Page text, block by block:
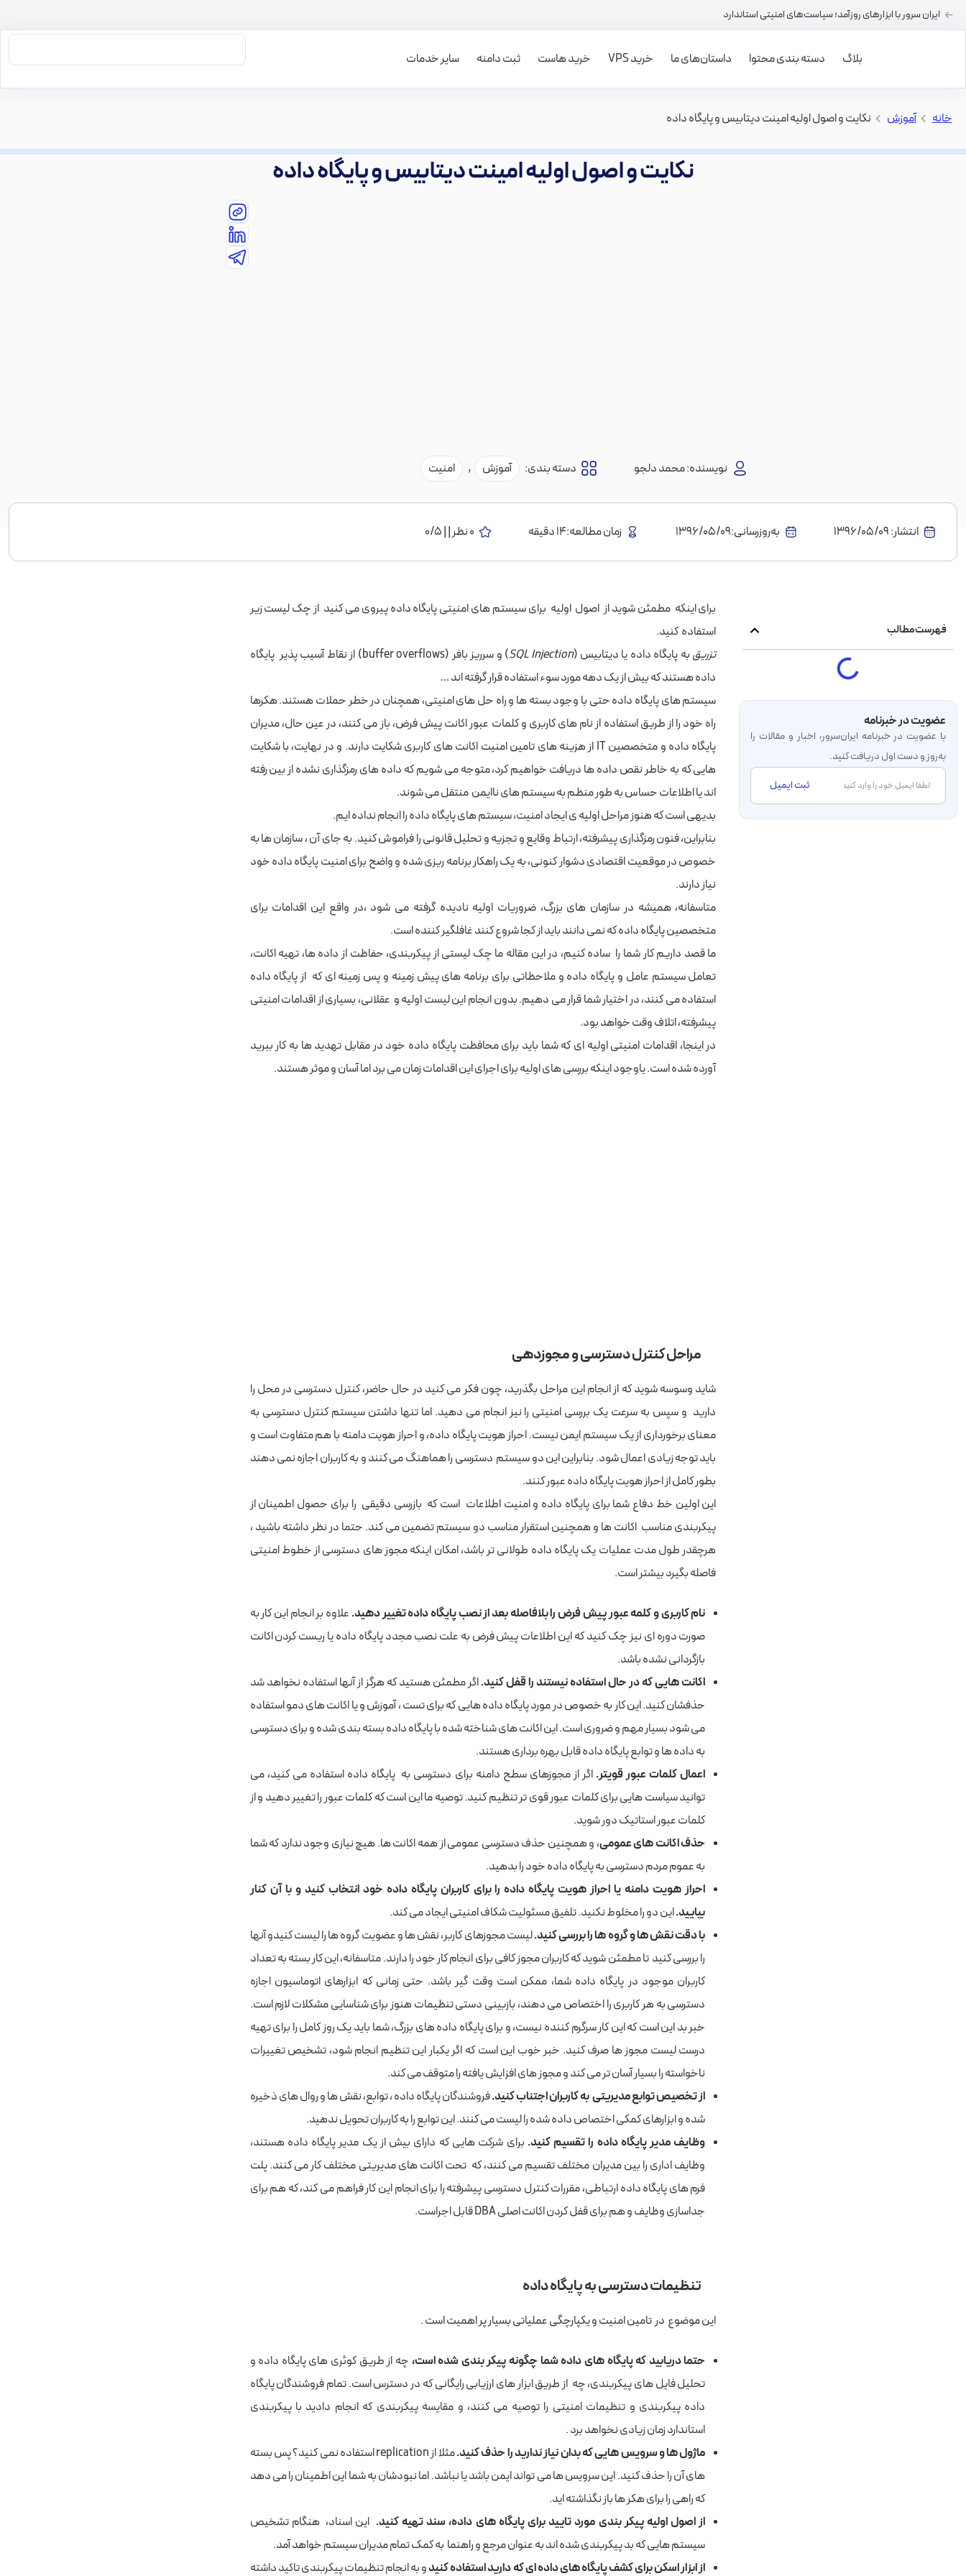
ایران سرور با ابزارهای روزآمد؛ سیاست‌های امنیتی استاندارد
بلاگ دسته بندی محتوا داستان‌های ما خرید VPS خرید هاست ثبت دامنه سایر خدمات
خانه > آموزش > نکایت و اصول اولیه امینت دیتابیس و پایگاه داده
نکایت و اصول اولیه امینت دیتابیس و پایگاه داده
نویسنده:محمد دلجو دسته بندی: آموزش , امنیت
انتشار:1396/05/09 به‌روز‌رسانی:۱۳۹۶/۰۵/۰۹ زمان مطالعه:14 دقیقه 0 نظر | | 0/5
فهرست مطالب
عضویت در خبرنامه
با عضویت در خبرنامه‌ ایران‌سرور، اخبار و مقالات را
به‌روز و دست اول دریافت کنید.
ثبت ایمیل
برای اینکه مطمئن شوید از اصول اولیه برای سیستم های امنیتی پایگاه داده پیروی می کنید از چک لیست زیر
استفاده کنید.
تزریق به پایگاه داده یا دیتابیس (SQL Injection
) و سرریز بافر (buffer overflows) از نقاط آسیب پذیر پایگاه
داده هستند که بیش از یک دهه مورد سوء استفاده قرار گرفته اند …
سیستم های پایگاه داده حتی با وجود بسته ها و راه حل های امنیتی، همچنان در خطر حملات هستند. هکرها
راه خود را از طریق استفاده از نام های کاربری و کلمات عبور اکانت پیش فرض، باز می کنند، در عین حال، مدیران
پایگاه داده و متخصصین IT از هزینه های تامین امنیت اکانت های کاربری شکایت دارند. و در نهایت، با شکایت
هایی که به خاطر نقص داده ها دریافت خواهیم کرد، متوجه می شویم که داده های رمزگذاری نشده از بین رفته
اند یا اطلاعات حساس به طور منظم به سیستم های ناایمن منتقل می شوند.
بدیهی است که هنوز مراحل اولیه ی ایجاد امنیت، سیستم های پایگاه داده را انجام نداده ایم.
بنابراین، فنون رمزگذاری پیشرفته، ارتباط وقایع و تجزیه و تحلیل قانونی را فراموش کنید. به جای آن ، سازمان ها به
خصوص در موقعیت اقتصادی دشوار کنونی، به یک راهکار برنامه ریزی شده و واضح برای امنیت پایگاه داده خود
نیاز دارند.
متاسفانه، همیشه در سازمان های بزرگ، ضروریات اولیه نادیده گرفته می شود ،در واقع این اقدامات برای
متخصصین پایگاه داده که نمی دانند باید از کجا شروع کنند غافلگیر کننده است.
ما قصد داریم کار شما را ساده کنیم، در این مقاله ما چک لیستی از پیکربندی، حفاظت از داده ها، تهیه اکانت،
تعامل سیستم عامل و پایگاه داده و ملاحظاتی برای برنامه های پیش زمینه و پس زمینه ای که از پایگاه داده
استفاده می کنند، در اختیار شما قرار می دهیم. بدون انجام این لیست اولیه و عقلانی، بسیاری از اقدامات امنیتی
پیشرفته، اتلاف وقت خواهد بود.
در اینجا، اقدامات امنیتی اولیه ای که شما باید برای محافظت پایگاه داده خود در مقابل تهدید ها به کار ببرید
آورده شده است. یاوجود اینکه بررسی های اولیه برای اجرای این اقدامات زمان می برد اما آسان و موثر هستند.
مراحل کنترل دسترسی و مجوزدهی
شاید وسوسه شوید که از انجام این مراحل بگذرید، چون فکر می کنید در حال حاضر، کنترل دسترسی در محل را
دارید و سپس به سرعت یک بررسی امنیتی را نیز انجام می دهید. اما تنها داشتن سیستم کنترل دسترسی به
معنای برخورداری از یک سیستم ایمن نیست. احراز هویت پایگاه داده، و احراز هویت دامنه با هم متفاوت است و
باید توجه زیادی اعمال شود. بنابراین این دو سیستم دسترسی را هماهنگ می کنند و به کاربران اجازه نمی دهند
بطور کامل از احراز هویت پایگاه داده عبور کنند.
این اولین خط دفاع شما برای پایگاه داده و امنیت اطلاعات است که بازرسی دقیقی را برای حصول اطمینان از
پیکربندی مناسب اکانت ها و همچنین استقرار مناسب دو سیستم تضمین می کند. حتما در نظر داشته باشید ،
هرچقدر طول مدت عملیات یک پایگاه داده طولانی تر باشد، امکان اینکه مجوز های دسترسی از خطوط امنیتی
فاصله بگیرد بیشتر است.
نام کاربری و کلمه عبور پیش فرض را بلافاصله بعد از نصب پایگاه داده تغییر دهید. علاوه بر انجام این کار به
صورت دوره ای نیز چک کنید که این اطلاعات پیش فرض به علت نصب مجدد پایگاه داده یا ریست کردن اکانت
بازگردانی نشده باشد.
اکانت هایی که در حال استفاده نیستند را قفل کنید.اگر مطمئن هستید که هرگز از آنها استفاده نخواهد شد
حذفشان کنید. این کار به خصوص در مورد پایگاه داده هایی که برای تست ، آموزش و یا اکانت های دمو استفاده
می شود بسیار مهم و ضروری است. این اکانت های شناخته شده با پایگاه داده بسته بندی شده و برای دسترسی
به داده ها و توابع پایگاه داده قابل بهره برداری هستند.
اعمال کلمات عبور قویتر. اگر از مجوزهای سطح دامنه برای دسترسی به پایگاه داده استفاده می کنید، می
توانید سیاست هایی برای کلمات عبور قوی تر تنظیم کنید. توصیه ما این است که کلمات عبور را تغییر دهید و از
کلمات عبور استاتیک دور شوید.
حذف اکانت های عمومی، و همچنین حذف دسترسی عمومی از همه اکانت ها. هیچ نیازی وجود ندارد که شما
به عموم مردم دسترسی به پایگاه داده خود را بدهید.
احراز هویت دامنه یا احراز هویت پایگاه داده را برای کاربران پایگاه داده خود انتخاب کنید و با آن کنار
بیایید.این دو را مخلوط نکنید. تلفیق مسئولیت شکاف امنیتی ایجاد می کند.
با دقت نقش ها و گروه ها را بررسی کنید.لیست مجوزهای کاربر، نقش ها و عضویت گروه ها را لیست کنیدو آنها
را بررسی کنید تا مطمئن شوید که کاربران مجوز کافی برای انجام کار خود را دارند. متاسفانه، این کار بسته به تعداد
کاربران موجود در پایگاه داده شما، ممکن است وقت گیر باشد. حتی زمانی که ابزارهای اتوماسیون اجازه
دسترسی به هر کاربری را اختصاص می دهند، بازبینی دستی تنظیمات هنوز برای شناسایی مشکلات لازم است.
خبر بد این است که این کار سرگرم کننده نیست، و برای پایگاه داده های بزرگ، شما باید یک روز کامل را برای تهیه
درست لیست مجوز ها صرف کنید. خبر خوب این است که اگر یکبار این تنظیم انجام شود، تشخیص تغییرات
ناخواسته را بسیار آسان تر می کند و مجوز های افزایش یافته را متوقف می کند.
از تخصیص توابع مدیریتیبه کاربراناجتناب کنید.فروشندگان پایگاه داده ، توابع، نقش ها و روال های ذخیره
شده و ابزارهای کمکی اختصاص داده شده را لیست می کنند. این توابع را به کاربران تحویل ندهید.
وظایف مدیر پایگاه داده را تقسیم کنید. برای شرکت هایی که دارای بیش از یک مدیر پایگاه داده هستند،
وظایف اداری را بین مدیران مختلف تقسیم می کنند، که تحت اکانت های مدیریتی مختلف کار می کنند. پلت
فرم های پایگاه داده ارتباطی، مقررات کنترل دسترسی پیشرفته را برای انجام این کار فراهم می کند، که هم برای
جداسازی وظایف و هم برای قفل کردن اکانت اصلی DBA قابل اجراست.
تنظیمات دسترسی به پایگاه داده
این موضوع در تامین امنیت و یکپارچگی عملیاتی بسیار پر اهمیت است .
حتما دریابید که پایگاه های داده شما چگونه پیکر بندی شده است، چه از طریق کوئری های پایگاه داده و
تحلیل فایل های پیکربندی، چه از طریق ابزار های ارزیابی رایگانی که در دسترس است. تمام فروشندگان پایگاه
داده پیکربندی و تنظیمات امنیتی را توصیه می کنند، و مقایسه پیکربندی که انجام دادید با پیکربندی
استاندارد زمان زیادی نخواهد برد .
ماژول ها و سرویس هایی که بدان نیاز ندارید را حذف کنید.
مثلا از replication استفاده نمی کنید؟ پس بسته
های آن را حذف کنید. این سرویس ها می تواند ایمن باشد یا نباشد. اما نبودشان به شما این اطمینان را می دهد
که راهی را برای هکر ها باز نگذاشته اید.
از اصول اولیه پیکر بندی مورد تایید برای پایگاه های داده، سند تهیه کنید. این اسناد، هنگام تشخیص
سیستم هایی که بد پیکربندی شده اند به عنوان مرجع و راهنما به کمک تمام مدیران سیستم خواهد آمد.
از ابزار اسکن برای کشف پایگاه های داده ای که دارید استفاده کنیدو به انجام تنظیمات پیکربندی تاکید داشته